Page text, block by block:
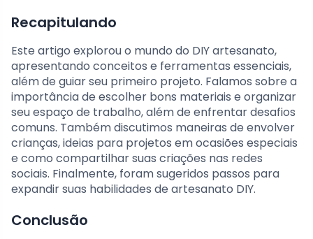
Recapitulando
Este artigo explorou o mundo do DIY artesanato,
apresentando conceitos e ferramentas essenciais,
além de guiar seu primeiro projeto. Falamos sobre a
importância de escolher bons materiais e organizar
seu espaço de trabalho, além de enfrentar desafios
comuns. Também discutimos maneiras de envolver
crianças, ideias para projetos em ocasiões especiais
e como compartilhar suas criações nas redes
sociais. Finalmente, foram sugeridos passos para
expandir suas habilidades de artesanato DIY.
Conclusão